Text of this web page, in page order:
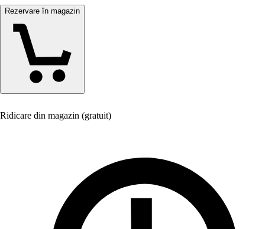
Rezervare în magazin
Ridicare din magazin (gratuit)